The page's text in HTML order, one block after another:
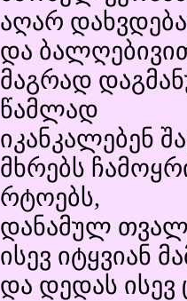
აღარ
და
მაგრად
წამლად
იკანკალებენ
მხრებს
რტოებს,
დანამულ
ისევ იტყვიან
და დედას